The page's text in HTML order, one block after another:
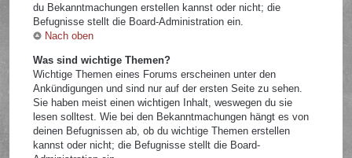
du Bekanntmachungen erstellen kannst oder nicht; die
Befugnisse stellt die Board-Administration ein.
Nach oben
Was sind wichtige Themen?
Wichtige Themen eines Forums erscheinen unter den
Ankündigungen und sind nur auf der ersten Seite zu sehen.
Sie haben meist einen wichtigen Inhalt, weswegen du sie
lesen solltest. Wie bei den Bekanntmachungen hängt es von
deinen Befugnissen ab, ob du wichtige Themen erstellen
kannst oder nicht; die Befugnisse stellt die Board-